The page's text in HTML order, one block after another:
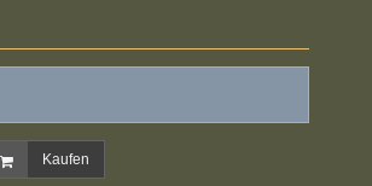
Kaufen